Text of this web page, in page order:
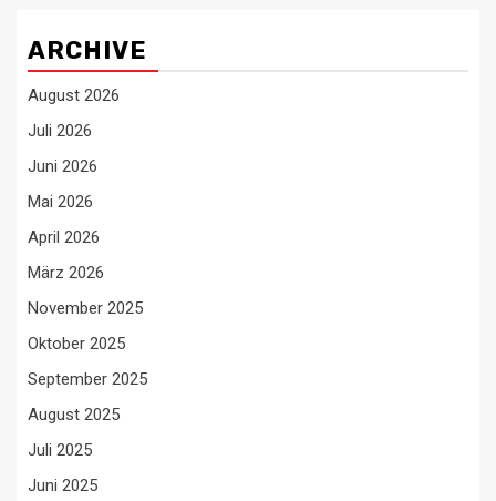
ARCHIVE
August 2026
Juli 2026
Juni 2026
Mai 2026
April 2026
März 2026
November 2025
Oktober 2025
September 2025
August 2025
Juli 2025
Juni 2025